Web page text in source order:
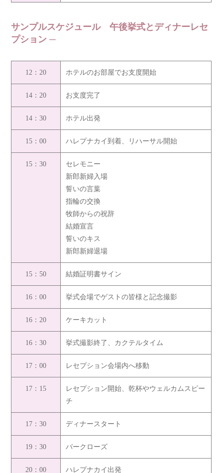
サンプルスケジュール 午後挙式とディナーレセ
プション
12：20 ホテルのお部屋でお支度開始
14：20 お支度完了
14：30 ホテル出発
15：00 ハレプナカイ到着、リハーサル開始
15：30
セレモニー
新郎新婦入場
誓いの言葉
指輪の交換
牧師からの祝辞
結婚宣言
誓いのキス
新郎新婦退場
15：50 結婚証明書サイン
16：00 挙式会場でゲストの皆様と記念撮影
16：20 ケーキカット
16：30 挙式撮影終了、カクテルタイム
17：00 レセプション会場内へ移動
17：15
レセプション開始、乾杯やウェルカムスピー
チ
17：30 ディナースタート
19：30 バークローズ
20：00 ハレプナカイ出発